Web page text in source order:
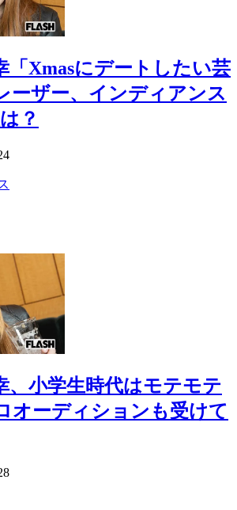
「Xmasにデートしたい芸
ーザー、インディアンス
？
、小学生時代はモテモテ
オーディションも受けて